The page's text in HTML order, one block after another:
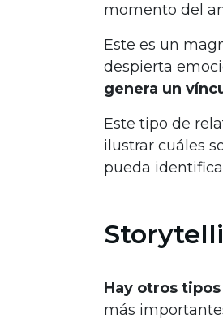
momento del
Este es un
despierta
genera un
Este tipo de
ilustrar cuáles
pueda
Hay otros
más